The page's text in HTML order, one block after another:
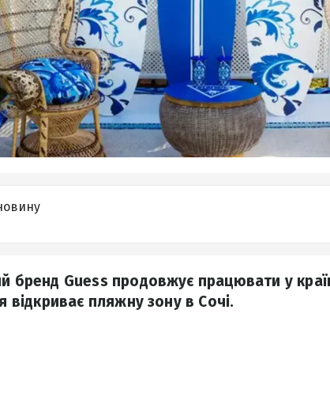
бренд Guess продовжує працювати у
відкриває пляжну зону в Сочі.